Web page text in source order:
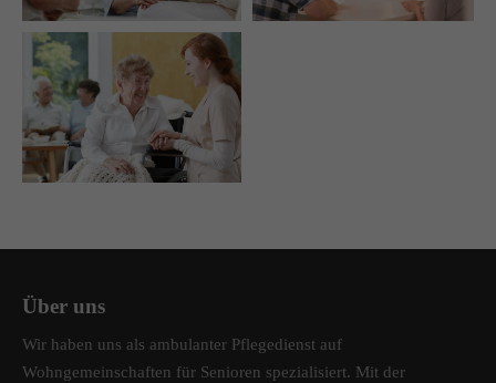
Über uns
Wir haben uns als ambulanter Pflegedienst auf
Wohngemeinschaften für Senioren spezialisiert. Mit der